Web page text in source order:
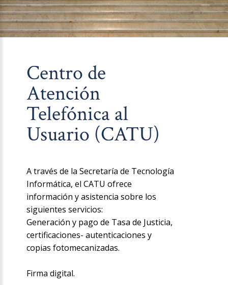
Centro de
Atención
Telefónica al
Usuario (CATU)
A través de la Secretaría de Tecnología
Informática, el CATU ofrece
información y asistencia sobre los
siguientes servicios:
Generación y pago de Tasa de Justicia,
certificaciones- autenticaciones y
copias fotomecanizadas.
Firma digital.